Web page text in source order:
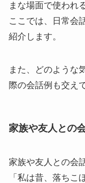
まな場面で使われ
ここでは、日常会
紹介します。
また、どのような
際の会話例も交え
家族や友人との
家族や友人との会
「私は昔、落ちこ